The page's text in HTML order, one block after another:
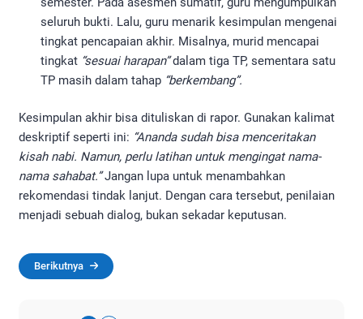
seluruh bukti. Lalu, guru menarik kesimpulan mengenai
tingkat pencapaian akhir. Misalnya, murid mencapai
tingkat “sesuai harapan”dalam tiga TP, sementara satu
TP masih dalam tahap “berkembang”.
Kesimpulan akhir bisa dituliskan di rapor. Gunakan kalimat
deskriptif seperti ini: “Ananda sudah bisa menceritakan
kisah nabi. Namun, perlu latihan untuk mengingat nama-
nama sahabat.”Jangan lupa untuk menambahkan
rekomendasi tindak lanjut. Dengan cara tersebut, penilaian
menjadi sebuah dialog, bukan sekadar keputusan.
Berikutnya